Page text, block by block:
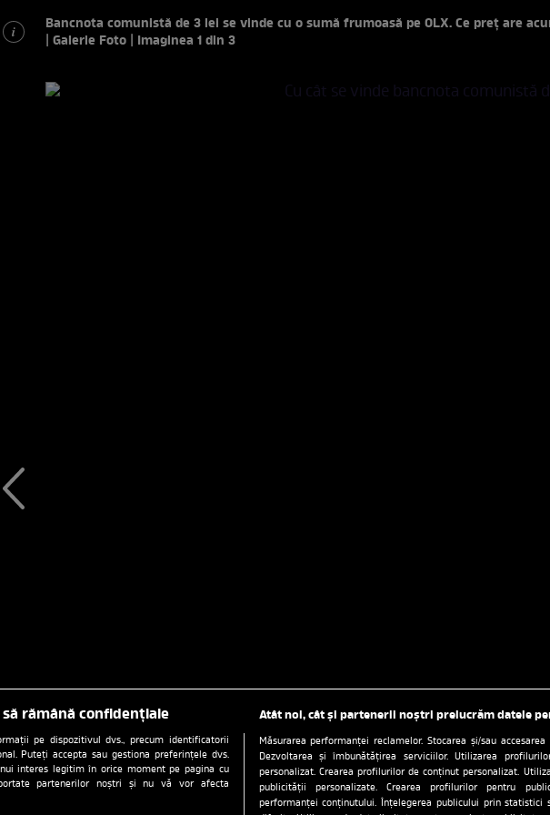
Bancnota comunistă de 3 lei se vinde cu o sumă frumoasă pe OLX. Ce preț are
| Galerie Foto | Imaginea 1 din 3
rămână confidențiale
pe dispozitivul dvs., precum identificatorii
Puteți accepta sau gestiona preferințele dvs.
interes legitim în orice moment pe pagina cu
partenerilor noștri și nu vă vor afecta
Atât noi, cât și partenerii noștri prelucrăm datele
Măsurarea performanței reclamelor. Stocarea și/sau
Dezvoltarea și îmbunătățirea serviciilor. Utilizarea
personalizat. Crearea profilurilor de conținut personalizat.
publicității personalizate. Crearea profilurilor pentru
performanței conținutului. Înțelegerea publicului prin